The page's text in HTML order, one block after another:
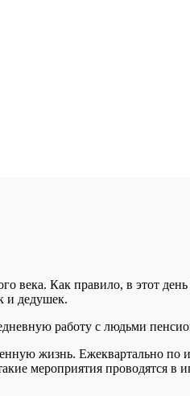
века. Как правило, в этот день
и дедушек.
работу с людьми
жизнь. Ежеквартально по
мероприятия проводятся в